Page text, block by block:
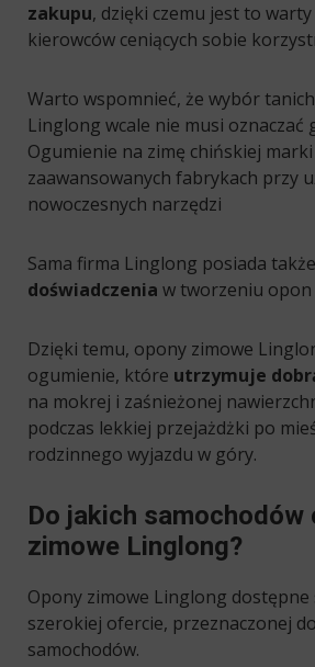
zakupu, dzięki czemu jest to
kierowców ceniących sobie
Warto wspomnieć, że wybór
Linglong wcale nie musi oznaczać
Ogumienie na zimę chińskiej
zaawansowanych fabrykach przy
nowoczesnych narzędzi
Sama firma Linglong posiada także
doświadczenia w tworzeniu opon
Dzięki temu, opony zimowe
ogumienie, które utrzymuje
na mokrej i zaśnieżonej
podczas lekkiej przejażdżki po
rodzinnego wyjazdu w góry.
Do jakich samochodów
zimowe Linglong?
Opony zimowe Linglong dostępne
szerokiej ofercie, przeznaczonej
samochodów.